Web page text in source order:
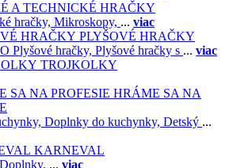
A TECHNICKÉ HRAČKY
hračky, Mikroskopy, ... viac
PLYŠOVÉ HRAČKY
Plyšové hračky, Plyšové hračky s ... viac
TROJKOLKY
HRÁME SA NA
Doplnky do kuchynky, Detský ...
KARNEVAL
Doplnky, ... viac